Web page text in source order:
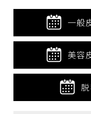
一般
美容